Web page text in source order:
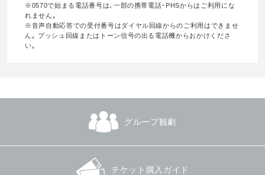
※0570で始まる電話番号は､一部の携帯電話･PHSからはご利用にな
れません｡
※音声自動応答での受付番号はダイヤル回線からのご利用はできませ
ん｡ プッシュ回線またはトーン信号の出る電話機からおかけくださ
い｡
グループ観劇
チケット購入ガイド